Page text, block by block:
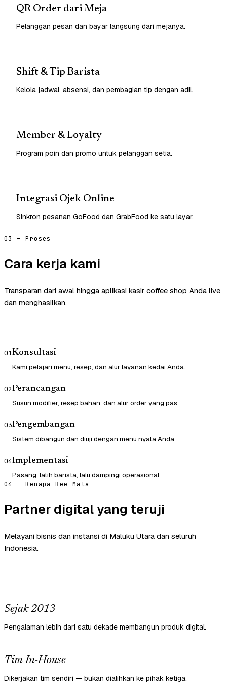
QR Order dari Meja
Pelanggan pesan dan bayar langsung dari mejanya.
Shift & Tip Barista
Kelola jadwal, absensi, dan pembagian tip dengan adil.
Member & Loyalty
Program poin dan promo untuk pelanggan setia.
Integrasi Ojek Online
Sinkron pesanan GoFood dan GrabFood ke satu layar.
03 — Proses
Cara kerja kami
Transparan dari awal hingga aplikasi kasir coffee shop Anda live
dan menghasilkan.
01Konsultasi
Kami pelajari menu, resep, dan alur layanan kedai Anda.
02Perancangan
Susun modifier, resep bahan, dan alur order yang pas.
03Pengembangan
Sistem dibangun dan diuji dengan menu nyata Anda.
04Implementasi
Pasang, latih barista, lalu dampingi operasional.
04 — Kenapa Bee Mata
Partner digital yang teruji
Melayani bisnis dan instansi di Maluku Utara dan seluruh
Indonesia.
Sejak 2013
Pengalaman lebih dari satu dekade membangun produk digital.
Tim In-House
Dikerjakan tim sendiri — bukan dialihkan ke pihak ketiga.